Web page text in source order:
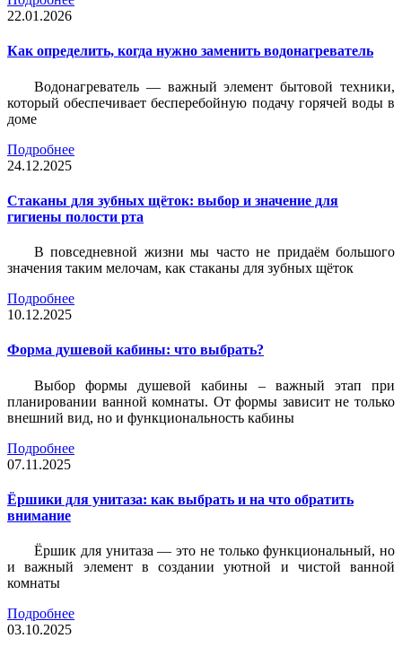
22.01.2026
Как определить, когда нужно заменить водонагреватель
Водонагреватель — важный элемент бытовой техники,
который обеспечивает бесперебойную подачу горячей воды в
доме
Подробнее
24.12.2025
Стаканы для зубных щёток: выбор и значение для
гигиены полости рта
В повседневной жизни мы часто не придаём большого
значения таким мелочам, как стаканы для зубных щёток
Подробнее
10.12.2025
Форма душевой кабины: что выбрать?
Выбор формы душевой кабины – важный этап при
планировании ванной комнаты. От формы зависит не только
внешний вид, но и функциональность кабины
Подробнее
07.11.2025
Ёршики для унитаза: как выбрать и на что обратить
внимание
Ёршик для унитаза — это не только функциональный, но
и важный элемент в создании уютной и чистой ванной
комнаты
Подробнее
03.10.2025